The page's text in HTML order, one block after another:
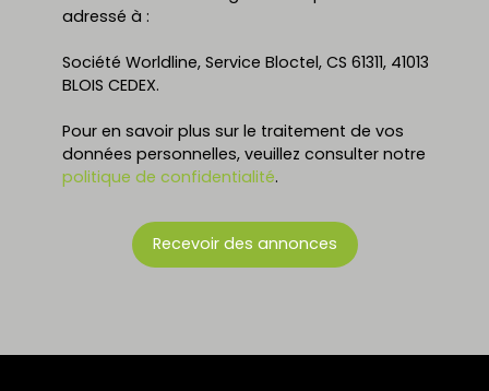
adressé à :
Société Worldline, Service Bloctel, CS 61311, 41013
BLOIS CEDEX.
Pour en savoir plus sur le traitement de vos
données personnelles, veuillez consulter notre
politique de confidentialité.
Recevoir des annonces